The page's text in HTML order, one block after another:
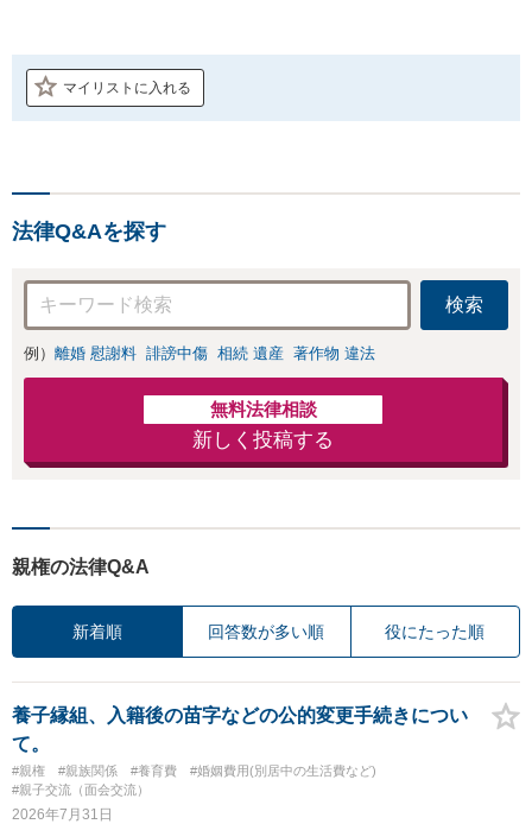
マイリストに入れる
法律Q&Aを探す
検索
例） 離婚 慰謝料 誹謗中傷 相続 遺産 著作物 違法
無料法律相談
新しく投稿する
親権の法律Q&A
新着順 回答数が多い順 役にたった順
養子縁組、入籍後の苗字などの公的変更手続きについ
て。
#親権 #親族関係 #養育費
#婚姻費用(別居中の生活費など)
#親子交流（面会交流）
2026年7月31日